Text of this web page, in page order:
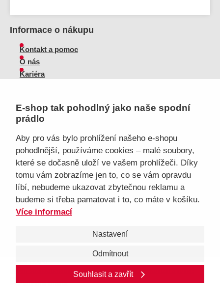
E-shop tak pohodlný jako naše spodní
prádlo
Aby pro vás bylo prohlížení našeho e-shopu
pohodlnější, používáme cookies – malé soubory,
které se dočasně uloží ve vašem prohlížeči. Díky
tomu vám zobrazíme jen to, co se vám opravdu
líbí, nebudeme ukazovat zbytečnou reklamu a
budeme si třeba pamatovat i to, co máte v košíku.
Více informací
Nastavení
Odmítnout
Souhlasit a zavřít
Informace o nákupu
Kontakt a pomoc
O nás
Kariéra
Vrácení zboží, reklamace
Obchodní podmínky
Průvodce spokojené ženy
Staňte se naším fanouškem
Jsme důvěryhodný obchod
Obchodní podmínky GDPR Mapa stránek